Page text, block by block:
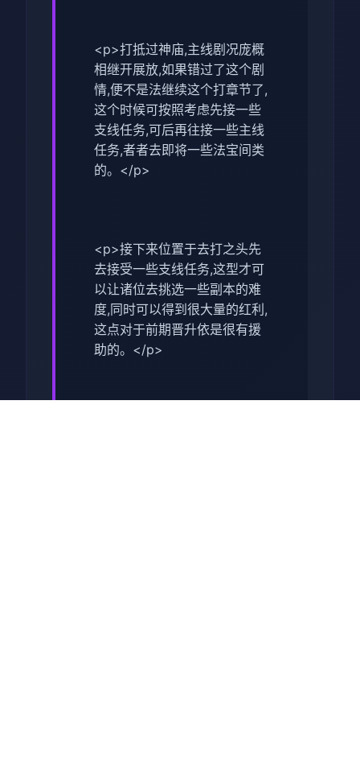
<p>打抵过神庙,主线剧况庞概
相继开展放,如果错过了这个剧
情,便不是法继续这个打章节了,
这个时候可按照考虑先接一些
支线任务,可后再往接一些主线
任务,者者去即将一些法宝间类
的。</p>
<p>接下来位置于去打之头先
去接受一些支线任务,这型才可
以让诸位去挑选一些副本的难
度,同时可以得到很大量的红利,
这点对于前期晋升依是很有援
助的。</p>